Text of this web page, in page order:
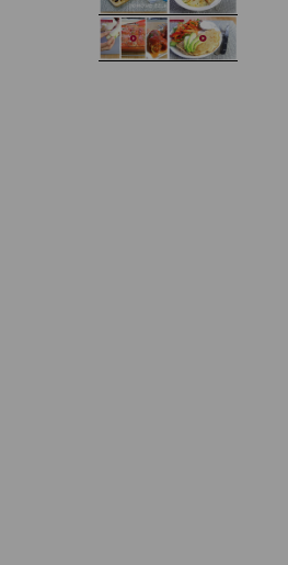
Domowe żelki
Zupa kurkowa z
selerem i pietruszką